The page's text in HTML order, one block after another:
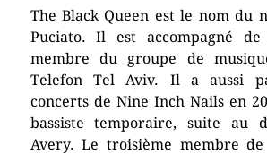
The Black Queen est le nom du
Puciato. Il est accompagné de
membre du groupe de
Telefon Tel Aviv. Il a aussi
concerts de Nine Inch Nails en
bassiste temporaire, suite au
Avery. Le troisième membre